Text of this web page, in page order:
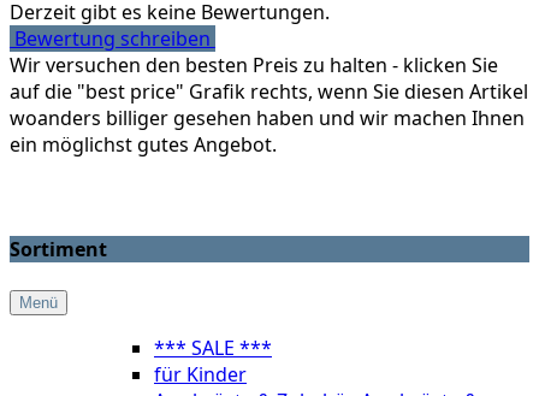
Derzeit gibt es keine Bewertungen.
Bewertung schreiben
Wir versuchen den besten Preis zu halten - klicken Sie
auf die "best price" Grafik rechts, wenn Sie diesen Artikel
woanders billiger gesehen haben und wir machen Ihnen
ein möglichst gutes Angebot.
Sortiment
Menü
*** SALE ***
für Kinder